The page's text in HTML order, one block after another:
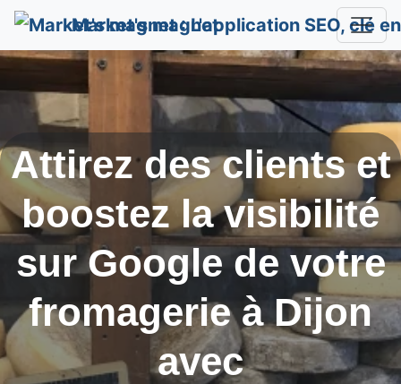
Market's magnet
Attirez des clients et
boostez la visibilité
sur Google de votre
fromagerie àDijon
avec